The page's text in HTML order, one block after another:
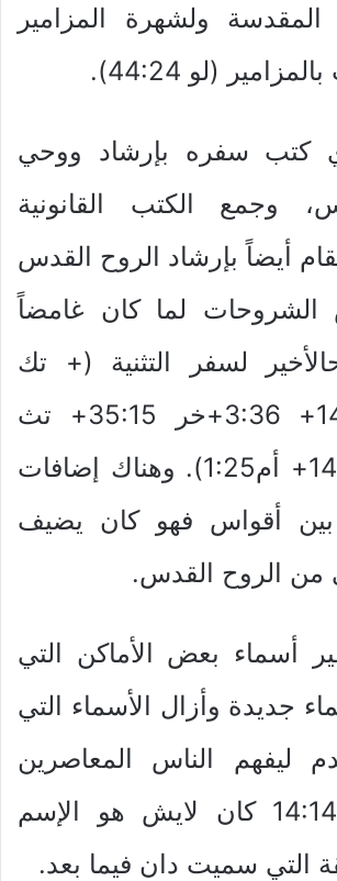
ولشهرة المزامير
(لو 44:24).
كتب سفره بإرشاد ووحي
وجمع الكتب القانونية
أيضاً بإرشاد الروح القدس
الشروحات لما كان غامضاً
لسفر التثنية (+ تك
6:12+ 14:22+ 3:36+خر 35:15+ تث
12:2+11:3، 14+ أم1:25). وهناك إضافات
بين أقواس فهو كان يضيف
من الروح القدس.
أسماء بعض الأماكن التي
جديدة وأزال الأسماء التي
ليفهم الناس المعاصرين
مثال : تك 14:14 كان لايش هو الإسم
التي سميت دان فيما بعد.